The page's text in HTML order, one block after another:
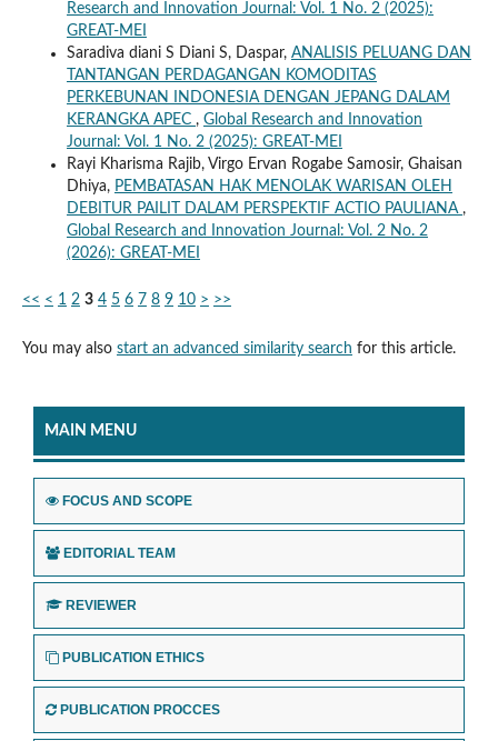
Research and Innovation Journal: Vol. 1 No. 2 (2025):
GREAT-MEI
Saradiva diani S Diani S, Daspar, ANALISIS PELUANG DAN
TANTANGAN PERDAGANGAN KOMODITAS
PERKEBUNAN INDONESIA DENGAN JEPANG DALAM
KERANGKA APEC , Global Research and Innovation
Journal: Vol. 1 No. 2 (2025): GREAT-MEI
Rayi Kharisma Rajib, Virgo Ervan Rogabe Samosir, Ghaisan
Dhiya, PEMBATASAN HAK MENOLAK WARISAN OLEH
DEBITUR PAILIT DALAM PERSPEKTIF ACTIO PAULIANA ,
Global Research and Innovation Journal: Vol. 2 No. 2
(2026): GREAT-MEI
<< < 1 2 3 4 5 6 7 8 9 10 > >>
You may also start an advanced similarity search for this article.
MAIN MENU
FOCUS AND SCOPE
EDITORIAL TEAM
REVIEWER
PUBLICATION ETHICS
PUBLICATION PROCCES